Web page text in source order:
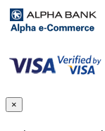
×